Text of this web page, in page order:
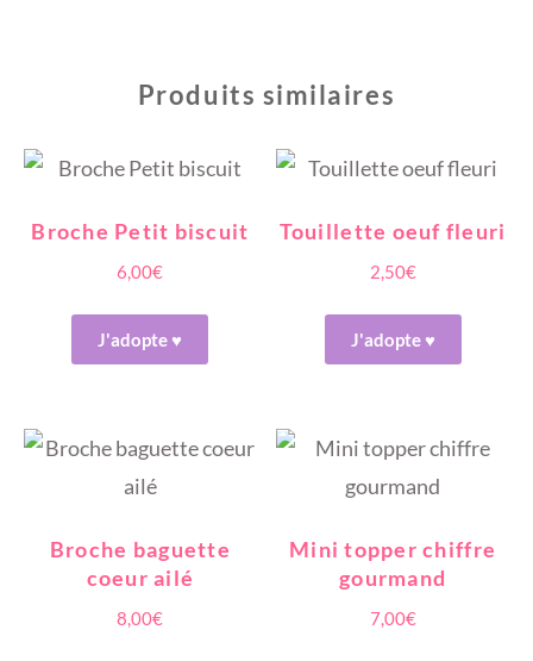
Produits similaires
Broche Petit biscuit
6,00€
J'adopte ♥
Touillette oeuf fleuri
2,50€
J'adopte ♥
Broche baguette
coeur ailé
8,00€
Mini topper chiffre
gourmand
7,00€